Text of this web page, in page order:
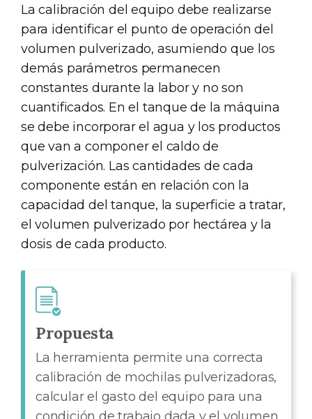
La calibración del equipo debe realizarse
para identificar el punto de operación del
volumen pulverizado, asumiendo que los
demás parámetros permanecen
constantes durante la labor y no son
cuantificados. En el tanque de la máquina
se debe incorporar el agua y los productos
que van a componer el caldo de
pulverización. Las cantidades de cada
componente están en relación con la
capacidad del tanque, la superficie a tratar,
el volumen pulverizado por hectárea y la
dosis de cada producto.
Propuesta
La herramienta permite una correcta
calibración de mochilas pulverizadoras,
calcular el gasto del equipo para una